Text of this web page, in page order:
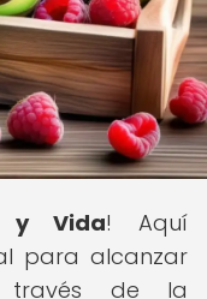
y Vida! Aquí
para alcanzar
través de la